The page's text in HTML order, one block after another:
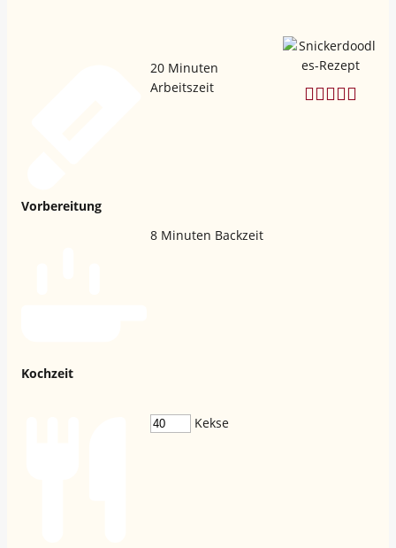
Vorbereitung
20 Minuten
Arbeitszeit
Kochzeit
8 Minuten Backzeit
Kekse